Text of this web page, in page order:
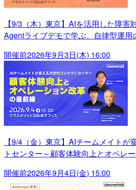
【9/3（木）東京】AIを活用した障害
Agentライブデモで学ぶ、自律型運用
開催前2026年9月3日(木) 16:00
【9/4（金）東京】AIチームメイトが
トセンター～顧客体験向上とオペレ
開催前2026年9月4日(金) 15:00